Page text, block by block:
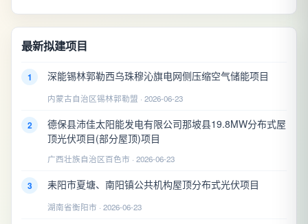
最新拟建项目
1 深能锡林郭勒西乌珠穆沁旗电网侧压缩空气储能项目
内蒙古自治区锡林郭勒盟 · 2026-06-23
2
德保县沛佳太阳能发电有限公司那坡县19.8MW分布式屋
顶光伏项目(部分屋顶)项目
广西壮族自治区百色市 · 2026-06-23
3 耒阳市夏塘、南阳镇公共机构屋顶分布式光伏项目
湖南省衡阳市 · 2026-06-23